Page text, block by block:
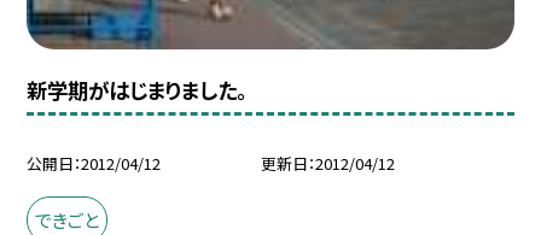
新学期がはじまりました。
公開日 2012/04/12 更新日 2012/04/12
できごと